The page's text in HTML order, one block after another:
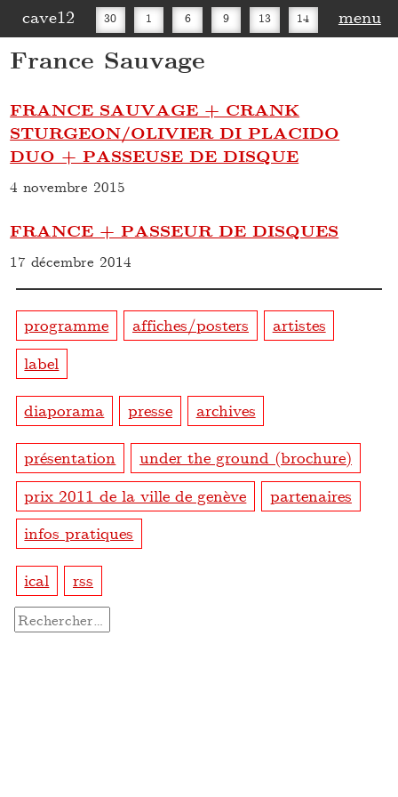
cave12 30 1 6 9 13 14
16
menu
France Sauvage
FRANCE SAUVAGE + CRANK
STURGEON/OLIVIER DI PLACIDO
DUO + PASSEUSE DE DISQUE
4 novembre 2015
FRANCE + PASSEUR DE DISQUES
17 décembre 2014
programme affiches/posters
artistes
label
diaporama presse archives
présentation
under the ground (brochure)
prix 2011 de la ville de genève
partenaires
infos pratiques
ical rss
Rechercher :